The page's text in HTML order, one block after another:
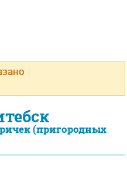
(пригородных